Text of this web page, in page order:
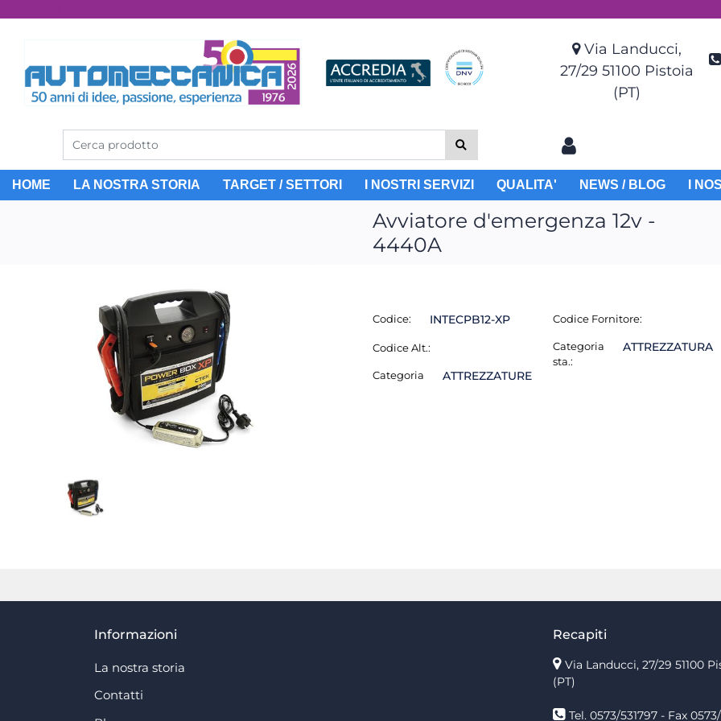
Via Landucci,
27/29 51100 Pistoia
(PT)
HOME LA NOSTRA STORIA TARGET / SETTORI I NOSTRI SERVIZI QUALITA' NEWS / BLOG I
Avviatore d'emergenza 12v -
4440A
Codice: INTECPB12-XP
Codice Alt.:
Categoria ATTREZZATURE
Codice Fornitore:
Categoria
sta.:
ATTREZZATURA
Informazioni
La nostra storia
Contatti
Recapiti
Via Landucci, 27/29 51100
(PT)
Tel. 0573/531797 - Fax 0573/